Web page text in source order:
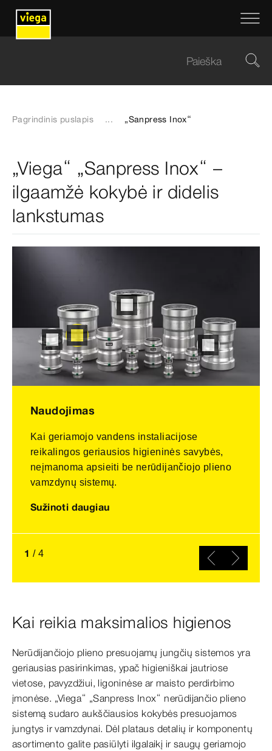
Pagrindinis puslapis ... „Sanpress Inox“
„Viega“ „Sanpress Inox“ –
ilgaamžė kokybė ir didelis
lankstumas
Naudojimas
Kai geriamojo vandens instaliacijose
reikalingos geriausios higieninės savybės,
neįmanoma apsieiti be nerūdijančiojo plieno
vamzdynų sistemų.
Sužinoti daugiau
1 / 4
Kai reikia maksimalios higienos
Nerūdijančiojo plieno presuojamų jungčių sistemos yra
geriausias pasirinkimas, ypač higieniškai jautriose
vietose, pavyzdžiui, ligoninėse ar maisto perdirbimo
įmonėse. „Viega“ „Sanpress Inox“ nerūdijančio plieno
sistemą sudaro aukščiausios kokybės presuojamos
jungtys ir vamzdynai. Dėl plataus detalių ir komponentų
asortimento galite pasiūlyti ilgalaikį ir saugų geriamojo